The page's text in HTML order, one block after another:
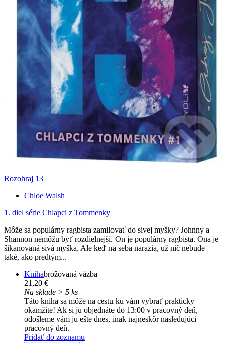
Rozohraj 13
Chloe Walsh
1. diel série Chlapci z Tommenky
Môže sa populárny ragbista zamilovať do sivej myšky? Johnny a
Shannon nemôžu byť rozdielnejší. On je populárny ragbista. Ona je
šikanovaná sivá myška. Ale keď na seba narazia, už nič nebude
také, ako predtým...
Knihabrožovaná väzba
21,20 €
Na sklade > 5 ks
Táto kniha sa môže na cestu ku vám vybrať prakticky
okamžite! Ak si ju objednáte do 13:00 v pracovný deň,
odošleme vám ju ešte dnes, inak najneskôr nasledujúci
pracovný deň.
Pridať do zoznamu